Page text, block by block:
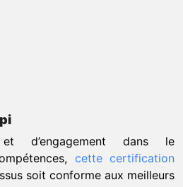
d’engagement dans le
cette certification
soit conforme aux meilleurs